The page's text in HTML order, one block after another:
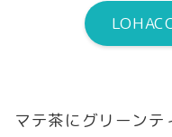
マテ茶にグリーン